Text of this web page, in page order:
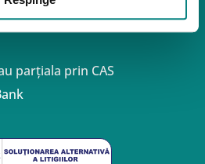
parțiala prin CAS